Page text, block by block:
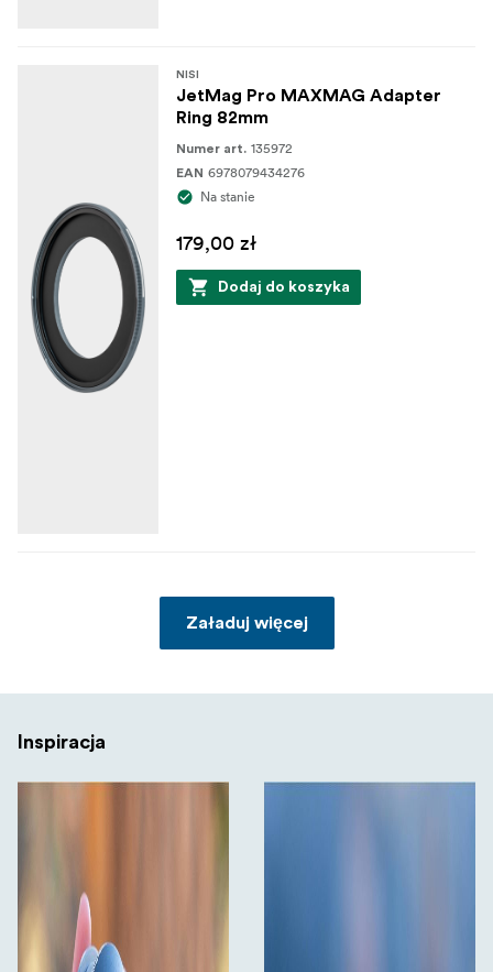
NISI
JetMag Pro MAXMAG Adapter
Ring 82mm
Numer art. 135972
EAN 6978079434276
Na stanie
179,00 zł
Dodaj do koszyka
Załaduj więcej
Inspiracja